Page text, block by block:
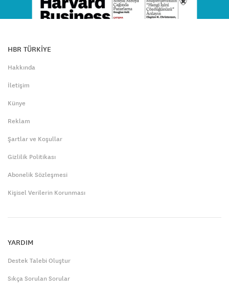
HBR TÜRKİYE
Hakkında
İletişim
Künye
Reklam
Şartlar ve Koşullar
Gizlilik Politikası
Abonelik Sözleşmesi
Kişisel Verilerin Korunması
YARDIM
Destek Talebi Oluştur
Sıkça Sorulan Sorular